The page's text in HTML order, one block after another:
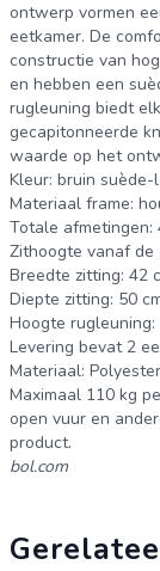
ontwerp vormen
eetkamer. De
constructie van
en hebben een
rugleuning biedt
gecapitonneerde
waarde op het
Kleur: bruin suède-
Materiaal frame:
Totale afmetingen:
Zithoogte vanaf de
Breedte zitting: 42
Diepte zitting: 50
Hoogte rugleuning:
Levering bevat 2
Materiaal:
Maximaal 110 kg
open vuur en
product.
bol.com